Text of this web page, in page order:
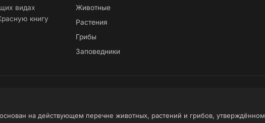
видах
книгу
Животные
Растения
Грибы
Заповедники
на действующем перечне животных, растений и грибов, утверждённом